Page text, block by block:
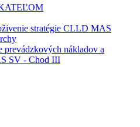
stratégie CLLD MAS
prevádzkových nákladov a
SV - Chod III